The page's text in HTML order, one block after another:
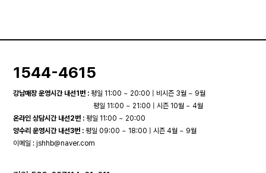
1544-4615
강남매장 운영시간 내선1번 : 평일 11:00 ~ 20:00 | 비시즌 3월 ~ 9월
평일 11:00 ~ 21:00 | 시즌 10월 ~ 4월
온라인 상담시간 내선2번 : 평일 11:00 ~ 20:00
양수리 운영시간 내선3번 : 평일 09:00 ~ 18:00 | 시즌 4월 ~ 9월
이메일 :jshhb@naver.com